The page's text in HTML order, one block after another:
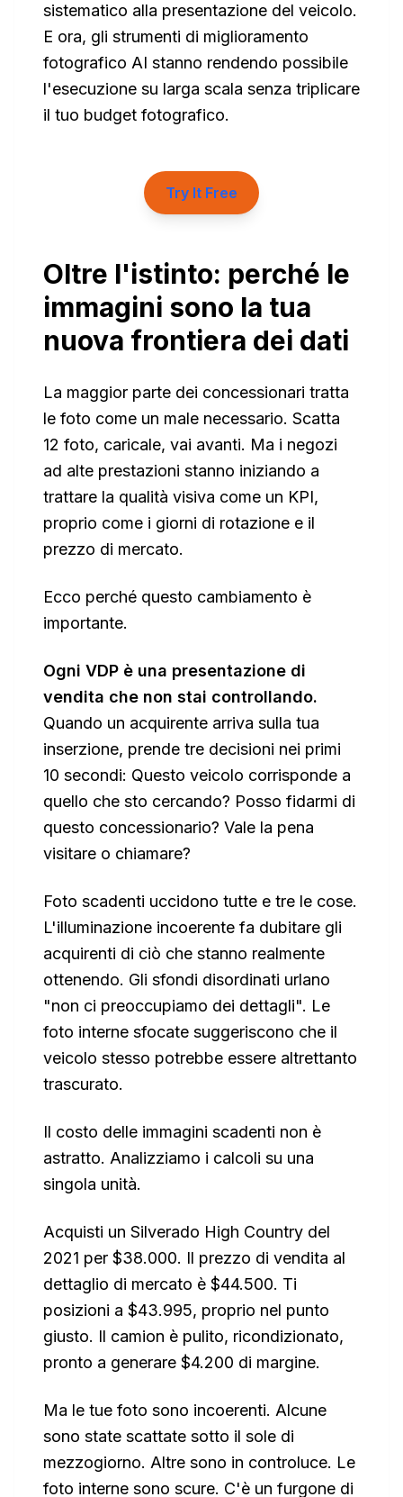
sistematico alla presentazione del veicolo.
E ora, gli strumenti di miglioramento
fotografico AI stanno rendendo possibile
l'esecuzione su larga scala senza triplicare
il tuo budget fotografico.
Try It Free
Oltre l'istinto: perché le
immagini sono la tua
nuova frontiera dei dati
La maggior parte dei concessionari tratta
le foto come un male necessario. Scatta
12 foto, caricale, vai avanti. Ma i negozi
ad alte prestazioni stanno iniziando a
trattare la qualità visiva come un KPI,
proprio come i giorni di rotazione e il
prezzo di mercato.
Ecco perché questo cambiamento è
importante.
Ogni VDP è una presentazione di
vendita che non stai controllando.
Quando un acquirente arriva sulla tua
inserzione, prende tre decisioni nei primi
10 secondi: Questo veicolo corrisponde a
quello che sto cercando? Posso fidarmi di
questo concessionario? Vale la pena
visitare o chiamare?
Foto scadenti uccidono tutte e tre le cose.
L'illuminazione incoerente fa dubitare gli
acquirenti di ciò che stanno realmente
ottenendo. Gli sfondi disordinati urlano
"non ci preoccupiamo dei dettagli". Le
foto interne sfocate suggeriscono che il
veicolo stesso potrebbe essere altrettanto
trascurato.
Il costo delle immagini scadenti non è
astratto. Analizziamo i calcoli su una
singola unità.
Acquisti un Silverado High Country del
2021 per $38.000. Il prezzo di vendita al
dettaglio di mercato è $44.500. Ti
posizioni a $43.995, proprio nel punto
giusto. Il camion è pulito, ricondizionato,
pronto a generare $4.200 di margine.
Ma le tue foto sono incoerenti. Alcune
sono state scattate sotto il sole di
mezzogiorno. Altre sono in controluce. Le
foto interne sono scure. C'è un furgone di